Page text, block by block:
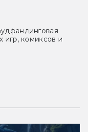
игр, комиксов и